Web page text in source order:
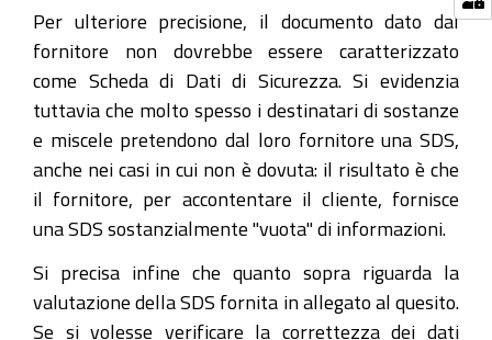
Per ulteriore precisione, il documento dato dal
fornitore non dovrebbe essere caratterizzato
come Scheda di Dati di Sicurezza. Si evidenzia
tuttavia che molto spesso i destinatari di sostanze
e miscele pretendono dal loro fornitore una SDS,
anche nei casi in cui non è dovuta: il risultato è che
il fornitore, per accontentare il cliente, fornisce
una SDS sostanzialmente "vuota" di informazioni.
Si precisa infine che quanto sopra riguarda la
valutazione della SDS fornita in allegato al quesito.
Se si volesse verificare la correttezza dei dati